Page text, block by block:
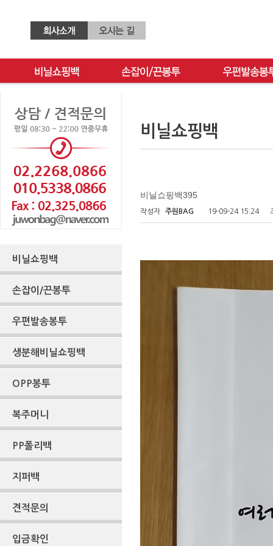
비닐쇼핑백
손잡이/끈봉투
우편발송봉투
생분해비닐쇼핑백
OPP봉투
복주머니
PP폴리백
지퍼백
견적문의
입금확인
비닐쇼핑백
비닐쇼핑백395
작성자 주원BAG 19-09-24 15:24